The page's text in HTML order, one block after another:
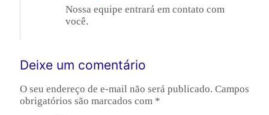
Nossa equipe entrará em contato com
você.
Deixe um comentário
O seu endereço de e-mail não será publicado. Campos
obrigatórios são marcados com *